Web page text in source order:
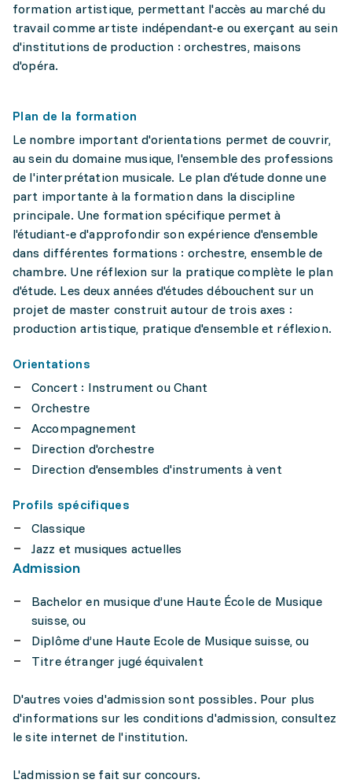
formation artistique, permettant l'accès au marché du
travail comme artiste indépendant-e ou exerçant au sein
d'institutions de production : orchestres, maisons
d'opéra.
Plan de la formation
Le nombre important d'orientations permet de couvrir,
au sein du domaine musique, l'ensemble des professions
de l'interprétation musicale. Le plan d'étude donne une
part importante à la formation dans la discipline
principale. Une formation spécifique permet à
l'étudiant-e d'approfondir son expérience d'ensemble
dans différentes formations : orchestre, ensemble de
chambre. Une réflexion sur la pratique complète le plan
d'étude. Les deux années d'études débouchent sur un
projet de master construit autour de trois axes :
production artistique, pratique d'ensemble et réflexion.
Orientations
Concert : Instrument ou Chant
Orchestre
Accompagnement
Direction d'orchestre
Direction d'ensembles d'instruments à vent
Profils spécifiques
Classique
Jazz et musiques actuelles
Admission
Bachelor en musique d’une Haute École de Musique
suisse, ou
Diplôme d’une Haute Ecole de Musique suisse, ou
Titre étranger jugé équivalent
D'autres voies d'admission sont possibles. Pour plus
d'informations sur les conditions d'admission, consultez
le site internet de l'institution.
L'admission se fait sur concours.